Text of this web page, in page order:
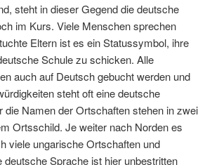
steht in dieser Gegend die deutsche
im Kurs. Viele Menschen sprechen
Eltern ist es ein Statussymbol, ihre
Schule zu schicken. Alle
auch auf Deutsch gebucht werden und
steht oft eine deutsche
die Namen der Ortschaften stehen in zwei
Ortsschild. Je weiter nach Norden es
viele ungarische Ortschaften und
deutsche Sprache ist hier unbestritten